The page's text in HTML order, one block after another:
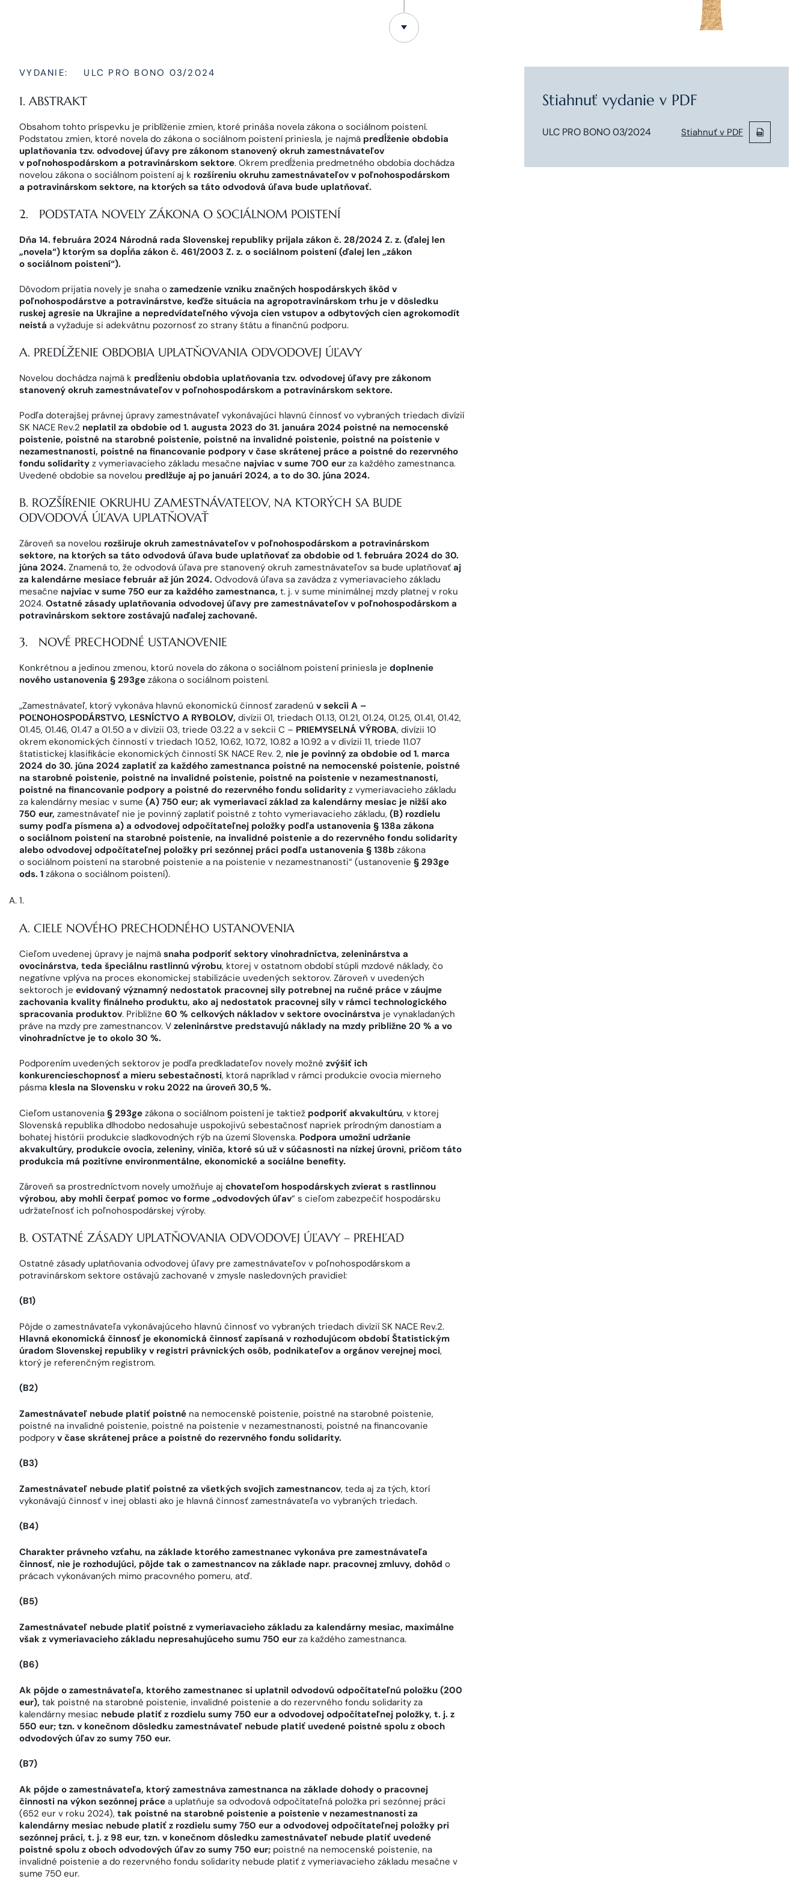
VYDANIE: ULC PRO BONO 03/2024
1. ABSTRAKT
Obsahom tohto príspevku je priblíženie zmien, ktoré prináša novela zákona o sociálnom poistení.
Podstatou zmien, ktoré novela do zákona o sociálnom poistení priniesla, je najmä predĺženie obdobia
uplatňovania tzv. odvodovej úľavy pre zákonom stanovený okruh zamestnávateľov
v poľnohospodárskom a potravinárskom sektore. Okrem predĺženia predmetného obdobia dochádza
novelou zákona o sociálnom poistení aj k rozšíreniu okruhu zamestnávateľov v poľnohospodárskom
a potravinárskom sektore, na ktorých sa táto odvodová úľava bude uplatňovať.
2. PODSTATA NOVELY ZÁKONA O SOCIÁLNOM POISTENÍ
Dňa 14. februára 2024 Národná rada Slovenskej republiky prijala zákon č. 28/2024 Z. z. (ďalej len
„novela“) ktorým sa dopĺňa zákon č. 461/2003 Z. z. o sociálnom poistení (ďalej len „zákon
o sociálnom poistení“).
Dôvodom prijatia novely je snaha o zamedzenie vzniku značných hospodárskych škôd v
poľnohospodárstve a potravinárstve, keďže situácia na agropotravinárskom trhu je v dôsledku
ruskej agresie na Ukrajine a nepredvídateľného vývoja cien vstupov a odbytových cien agrokomodít
neistá a vyžaduje si adekvátnu pozornosť zo strany štátu a finančnú podporu.
A. PREDĹŽENIE OBDOBIA UPLATŇOVANIA ODVODOVEJ ÚĽAVY
Novelou dochádza najmä k predĺženiu obdobia uplatňovania tzv. odvodovej úľavy pre zákonom
stanovený okruh zamestnávateľov v poľnohospodárskom a potravinárskom sektore.
Podľa doterajšej právnej úpravy zamestnávateľ vykonávajúci hlavnú činnosť vo vybraných triedach divízií
SK NACE Rev.2 neplatil za obdobie od 1. augusta 2023 do 31. januára 2024 poistné na nemocenské
poistenie, poistné na starobné poistenie, poistné na invalidné poistenie, poistné na poistenie v
nezamestnanosti, poistné na financovanie podpory v čase skrátenej práce a poistné do rezervného
fondu solidarity z vymeriavacieho základu mesačne najviac v sume 700 eur za každého zamestnanca.
Uvedené obdobie sa novelou predlžuje aj po januári 2024, a to do 30. júna 2024.
B. ROZŠÍRENIE OKRUHU ZAMESTNÁVATEĽOV, NA KTORÝCH SA BUDE
ODVODOVÁ ÚĽAVA UPLATŇOVAŤ
Zároveň sa novelou rozširuje okruh zamestnávateľov v poľnohospodárskom a potravinárskom
sektore, na ktorých sa táto odvodová úľava bude uplatňovať za obdobie od 1. februára 2024 do 30.
júna 2024. Znamená to, že odvodová úľava pre stanovený okruh zamestnávateľov sa bude uplatňovať aj
za kalendárne mesiace február až jún 2024. Odvodová úľava sa zavádza z vymeriavacieho základu
mesačne najviac v sume 750 eur za každého zamestnanca, t. j. v sume minimálnej mzdy platnej v roku
2024. Ostatné zásady uplatňovania odvodovej úľavy pre zamestnávateľov v poľnohospodárskom a
potravinárskom sektore zostávajú naďalej zachované.
3. NOVÉ PRECHODNÉ USTANOVENIE
Konkrétnou a jedinou zmenou, ktorú novela do zákona o sociálnom poistení priniesla je doplnenie
nového ustanovenia § 293ge zákona o sociálnom poistení.
„Zamestnávateľ, ktorý vykonáva hlavnú ekonomickú činnosť zaradenú v sekcii A –
POĽNOHOSPODÁRSTVO, LESNÍCTVO A RYBOLOV, divízii 01, triedach 01.13, 01.21, 01.24, 01.25, 01.41, 01.42,
01.45, 01.46, 01.47 a 01.50 a v divízii 03, triede 03.22 a v sekcii C – PRIEMYSELNÁ VÝROBA, divízii 10
okrem ekonomických činností v triedach 10.52, 10.62, 10.72, 10.82 a 10.92 a v divízii 11, triede 11.07
štatistickej klasifikácie ekonomických činností SK NACE Rev. 2, nie je povinný za obdobie od 1. marca
2024 do 30. júna 2024 zaplatiť za každého zamestnanca poistné na nemocenské poistenie, poistné
na starobné poistenie, poistné na invalidné poistenie, poistné na poistenie v nezamestnanosti,
poistné na financovanie podpory a poistné do rezervného fondu solidarity z vymeriavacieho základu
za kalendárny mesiac v sume (A) 750 eur; ak vymeriavací základ za kalendárny mesiac je nižší ako
750 eur, zamestnávateľ nie je povinný zaplatiť poistné z tohto vymeriavacieho základu, (B) rozdielu
sumy podľa písmena a) a odvodovej odpočítateľnej položky podľa ustanovenia § 138a zákona
o sociálnom poistení na starobné poistenie, na invalidné poistenie a do rezervného fondu solidarity
alebo odvodovej odpočítateľnej položky pri sezónnej práci podľa ustanovenia § 138b zákona
o sociálnom poistení na starobné poistenie a na poistenie v nezamestnanosti“ (ustanovenie § 293ge
ods. 1 zákona o sociálnom poistení).
A. CIELE NOVÉHO PRECHODNÉHO USTANOVENIA
Cieľom uvedenej úpravy je najmä snaha podporiť sektory vinohradníctva, zeleninárstva a
ovocinárstva, teda špeciálnu rastlinnú výrobu, ktorej v ostatnom období stúpli mzdové náklady, čo
negatívne vplýva na proces ekonomickej stabilizácie uvedených sektorov. Zároveň v uvedených
sektoroch je evidovaný významný nedostatok pracovnej sily potrebnej na ručné práce v záujme
zachovania kvality finálneho produktu, ako aj nedostatok pracovnej sily v rámci technologického
spracovania produktov. Približne 60 % celkových nákladov v sektore ovocinárstva je vynakladaných
práve na mzdy pre zamestnancov. V zeleninárstve predstavujú náklady na mzdy približne 20 % a vo
vinohradníctve je to okolo 30 %.
Podporením uvedených sektorov je podľa predkladateľov novely možné zvýšiť ich
konkurencieschopnosť a mieru sebestačnosti, ktorá napríklad v rámci produkcie ovocia mierneho
pásma klesla na Slovensku v roku 2022 na úroveň 30,5 %.
Cieľom ustanovenia § 293ge zákona o sociálnom poistení je taktiež podporiť akvakultúru, v ktorej
Slovenská republika dlhodobo nedosahuje uspokojivú sebestačnosť napriek prírodným danostiam a
bohatej histórii produkcie sladkovodných rýb na území Slovenska. Podpora umožní udržanie
akvakultúry, produkcie ovocia, zeleniny, viniča, ktoré sú už v súčasnosti na nízkej úrovni, pričom táto
produkcia má pozitívne environmentálne, ekonomické a sociálne benefity.
Zároveň sa prostredníctvom novely umožňuje aj chovateľom hospodárskych zvierat s rastlinnou
výrobou, aby mohli čerpať pomoc vo forme „odvodových úľav“ s cieľom zabezpečiť hospodársku
udržateľnosť ich poľnohospodárskej výroby.
B. OSTATNÉ ZÁSADY UPLATŇOVANIA ODVODOVEJ ÚĽAVY – PREHĽAD
Ostatné zásady uplatňovania odvodovej úľavy pre zamestnávateľov v poľnohospodárskom a
potravinárskom sektore ostávajú zachované v zmysle nasledovných pravidiel:
(B1)
Pôjde o zamestnávateľa vykonávajúceho hlavnú činnosť vo vybraných triedach divízií SK NACE Rev.2.
Hlavná ekonomická činnosť je ekonomická činnosť zapísaná v rozhodujúcom období Štatistickým
úradom Slovenskej republiky v registri právnických osôb, podnikateľov a orgánov verejnej moci,
ktorý je referenčným registrom.
(B2)
Zamestnávateľ nebude platiť poistné na nemocenské poistenie, poistné na starobné poistenie,
poistné na invalidné poistenie, poistné na poistenie v nezamestnanosti, poistné na financovanie
podpory v čase skrátenej práce a poistné do rezervného fondu solidarity.
(B3)
Zamestnávateľ nebude platiť poistné za všetkých svojich zamestnancov, teda aj za tých, ktorí
vykonávajú činnosť v inej oblasti ako je hlavná činnosť zamestnávateľa vo vybraných triedach.
(B4)
Charakter právneho vzťahu, na základe ktorého zamestnanec vykonáva pre zamestnávateľa
činnosť, nie je rozhodujúci, pôjde tak o zamestnancov na základe napr. pracovnej zmluvy, dohôd o
prácach vykonávaných mimo pracovného pomeru, atď.
(B5)
Zamestnávateľ nebude platiť poistné z vymeriavacieho základu za kalendárny mesiac, maximálne
však z vymeriavacieho základu nepresahujúceho sumu 750 eur za každého zamestnanca.
(B6)
Ak pôjde o zamestnávateľa, ktorého zamestnanec si uplatnil odvodovú odpočítateľnú položku (200
eur), tak poistné na starobné poistenie, invalidné poistenie a do rezervného fondu solidarity za
kalendárny mesiac nebude platiť z rozdielu sumy 750 eur a odvodovej odpočítateľnej položky, t. j. z
550 eur; tzn. v konečnom dôsledku zamestnávateľ nebude platiť uvedené poistné spolu z oboch
odvodových úľav zo sumy 750 eur.
(B7)
Ak pôjde o zamestnávateľa, ktorý zamestnáva zamestnanca na základe dohody o pracovnej
činnosti na výkon sezónnej práce a uplatňuje sa odvodová odpočítateľná položka pri sezónnej práci
(652 eur v roku 2024), tak poistné na starobné poistenie a poistenie v nezamestnanosti za
kalendárny mesiac nebude platiť z rozdielu sumy 750 eur a odvodovej odpočítateľnej položky pri
sezónnej práci, t. j. z 98 eur, tzn. v konečnom dôsledku zamestnávateľ nebude platiť uvedené
poistné spolu z oboch odvodových úľav zo sumy 750 eur; poistné na nemocenské poistenie, na
invalidné poistenie a do rezervného fondu solidarity nebude platiť z vymeriavacieho základu mesačne v
sume 750 eur.
Stiahnuť vydanie v PDF
ULC PRO BONO 03/2024 Stiahnuť v PDF